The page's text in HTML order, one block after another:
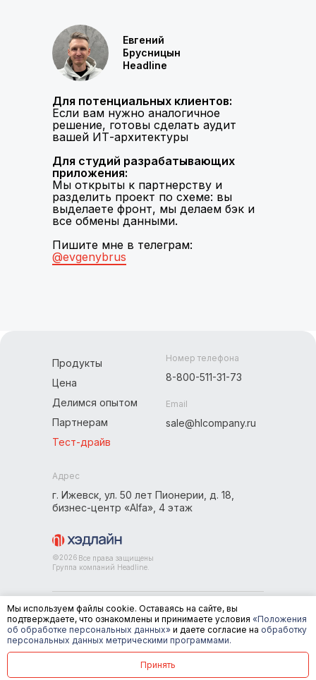
Мы используем файлы cookie. Оставаясь на сайте, вы
подтверждаете, что ознакомлены и принимаете условия «Положения
об обработке персональных данных» и даете согласие на обработку
персональных данных метрическими программами.
Принять
Для потенциальных клиентов:
Если вам нужно аналогичное
решение, готовы сделать аудит
вашей ИТ-архитектуры
Для студий разрабатывающих
приложения:
Мы открыты к партнерству и
разделить проект по схеме: вы
выделаете фронт, мы делаем бэк и
все обмены данными.
Пишите мне в телеграм:
@evgenybrus
Евгений
Брусницын
Headline
2026
©
Все права защищены
Группа компаний Headline.
8-800-511-31-73
sale@hlcompany.ru
г. Ижевск, ул. 50 лет Пионерии, д. 18,
бизнес-центр «Alfa», 4 этаж
Согласие на обработку персональных данных
Пользовательское соглашение headline
Положение об обработке персональных данных headline
Продукты
Документы
Номер телефона
Адрес
Email
Цена
Делимся опытом
Тест-драйв
Партнерам
Не хочешь звонков? Напиши